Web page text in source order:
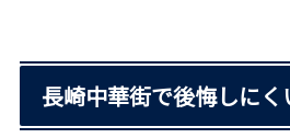
長崎中華街で後悔しに